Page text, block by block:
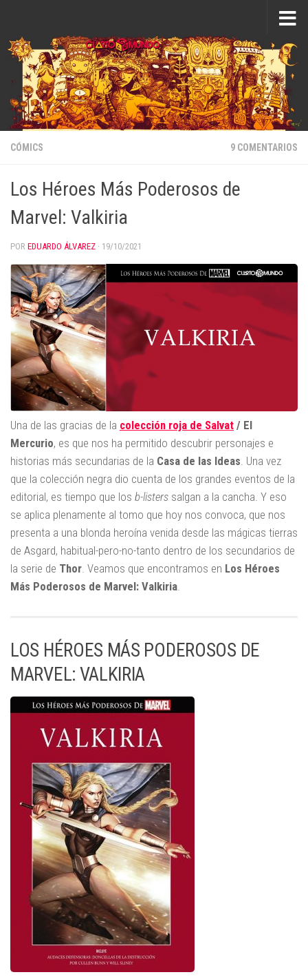
CÓMICS 9 COMENTARIOS
Los Héroes Más Poderosos de
Marvel: Valkiria
POR EDUARDO ÁLVAREZ · 19/10/2021
Una de las gracias de la colección roja de Salvat / El
Mercurio, es que nos ha permitido descubrir personajes e
historias más secundarias de la Casa de las Ideas. Una vez
que la colección negra dio cuenta de los grandes eventos de la
editorial, es tiempo que los b-listers salgan a la cancha. Y eso
se aplica plenamente al tomo que hoy nos convoca, que nos
presenta a una blonda heroína venida desde las mágicas tierras
de Asgard, habitual-pero-no-tanto dentro de los secundarios de
la serie de Thor. Veamos que encontramos en Los Héroes
Más Poderosos de Marvel: Valkiria.
LOS HÉROES MÁS PODEROSOS DE
MARVEL: VALKIRIA